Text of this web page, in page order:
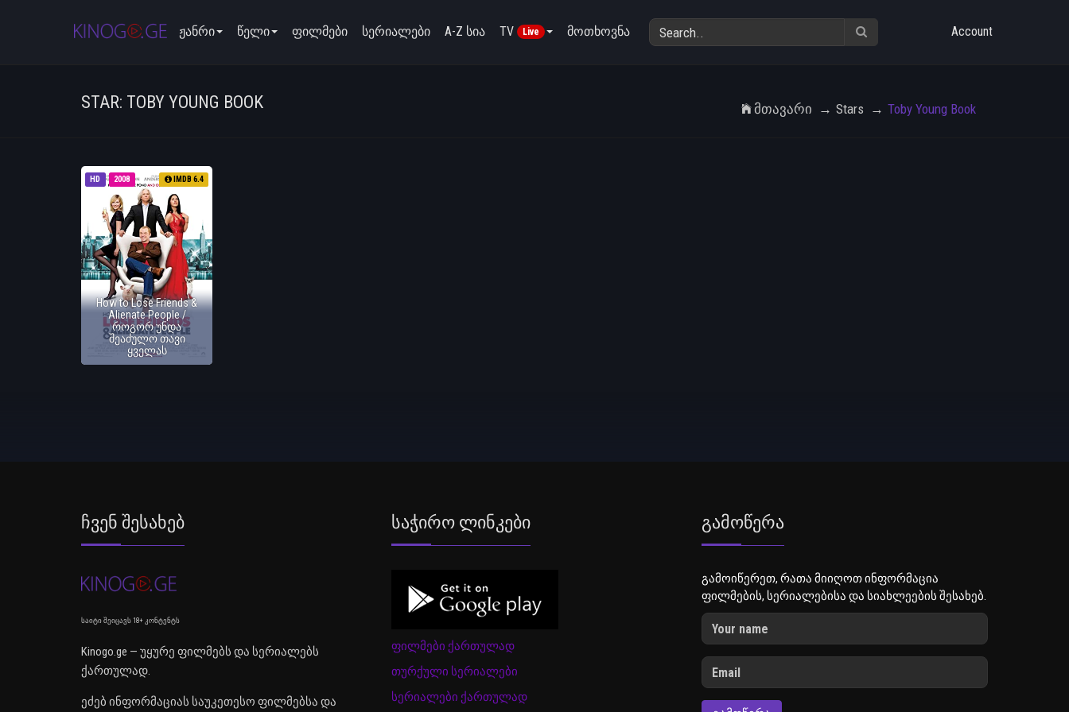
ჟანრი წელი ფილმები სერიალები A-Z სია TV Live მოთხოვნა Account
STAR: TOBY YOUNG BOOK Მთავარი Stars Toby Young Book
HD 2008 IMDB 6.4
How to Lose Friends &
Alienate People /
როგორ უნდა
შეაძულო თავი
ყველას
Ჩვენ Შესახებ
საიტი შეიცავს 18+ კონტენტს
Kinogo.ge — უყურე ფილმებს და სერიალებს
ქართულად.
ეძებ ინფორმაციას საუკეთესო ფილმებსა და
Საჭირო Ლინკები
ფილმები ქართულად
თურქული სერიალები
სერიალები ქართულად
Გამოწერა
გამოიწერეთ, რათა მიიღოთ ინფორმაცია
ფილმების, სერიალებისა და სიახლეების შესახებ.